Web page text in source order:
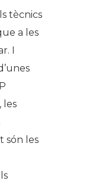
tècnics
a les
I
les
són les